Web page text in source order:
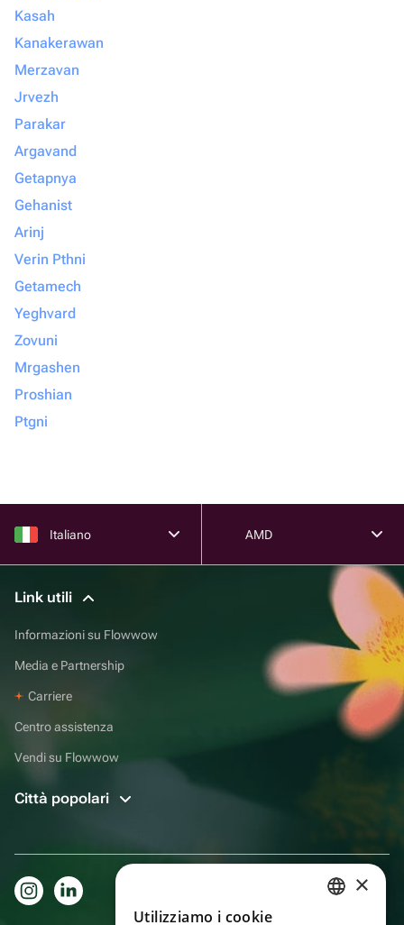
Kasah
Kanakerawan
Merzavan
Jrvezh
Parakar
Argavand
Getapnya
Gehanist
Arinj
Verin Pthni
Getamech
Yeghvard
Zovuni
Mrgashen
Proshian
Ptgni
Italiano AMD
Link utili
Informazioni su Flowwow
Media e Partnership
Carriere
Centro assistenza
Vendi su Flowwow
Città popolari
×
Utilizziamo i cookie